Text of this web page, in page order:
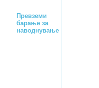
Превземи
барање за
наводнување